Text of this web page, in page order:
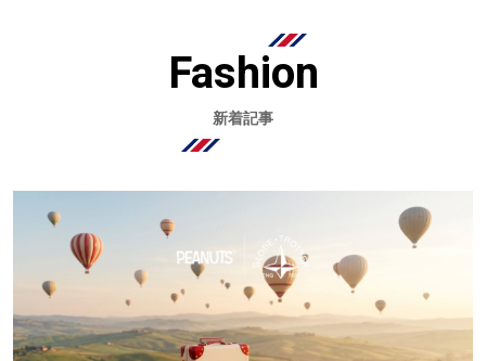
Fashion
新着記事